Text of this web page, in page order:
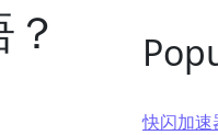
快闪加速